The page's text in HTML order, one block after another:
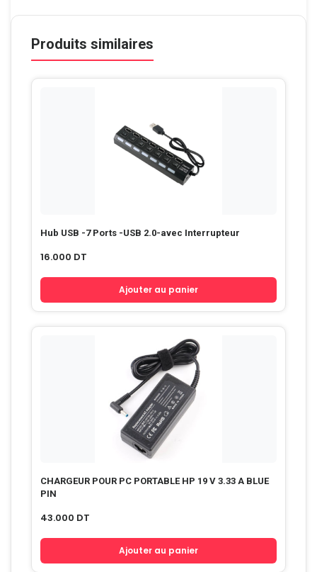
Produits similaires
Hub USB -7 Ports -USB 2.0-avec Interrupteur
16.000 DT
Ajouter au panier
CHARGEUR POUR PC PORTABLE HP 19 V 3.33 A BLUE
PIN
43.000 DT
Ajouter au panier